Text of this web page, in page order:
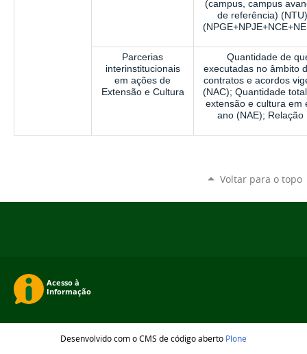
(campus, campus
de referência)
Parcerias
interinstitucionais
em ações de
Extensão e Cultura
Quantidade de
executadas no âmbito
contratos e acordos
(NAC); Quantidade
extensão e cultura em
ano (NAE); Relação
Voltar para o topo
Desenvolvido com o CMS de código aberto Plone